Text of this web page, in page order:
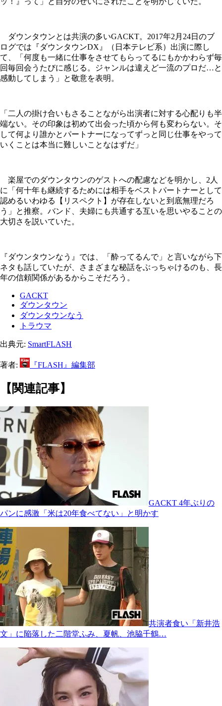
ダウンタウンとは共演の多いGACKT。2017年2月24日のブ
ログでは『ダウンタウンDX』（日本テレビ系）出演に際し
て、「何度も一緒に仕事をさせてもらってるにもかかわらず毎
回毎回会うたびに感じる。ジャンルは違えど一流のプロだ…と
感動してしまう」と敬意を表明。
「二人の掛け合いもさることながら出演者に対する心配りも半
端ない。その印象は初めて出会った頃から何も変わらない。そ
して何より誰かとパートナーになってずっと同じ仕事をやって
いくことは本当に難しいことなはずだ」
楽屋でのダウンタウンのゲストへの配慮などを明かし、2人
に「何十年も継続するためには相手をベストパートナーとして
認めるいわゆる【リスペクト】が存在しないと到底無理だろ
う」と推察。バンド、夫婦にも共通する互いを思いやることの
大切さを説いていた。
『ダウンタウンなう』では、「酔ってるんで」と言いながら下
ネタも話していたが、さまざまな秘話をぶっちゃけるのも、長
年の信頼関係があるからこそだろう。
GACKT
ダウンタウン
ダウンタウンなう
トラウマ
出典元: SmartFLASH
著者: 『FLASH』編集部
【関連記事】
GACKT 4年ぶりの
パンに感激「米は20年食べてない」と明かす
共演者食い「新井浩
文」に陥落した二階堂ふみ、夏帆、池脇千鶴…